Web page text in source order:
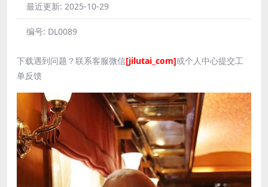
最近更新: 2025-10-29
编号: DL0089
下载遇到问题？联系客服微信[jilutai_com]或个人中心提交工
单反馈